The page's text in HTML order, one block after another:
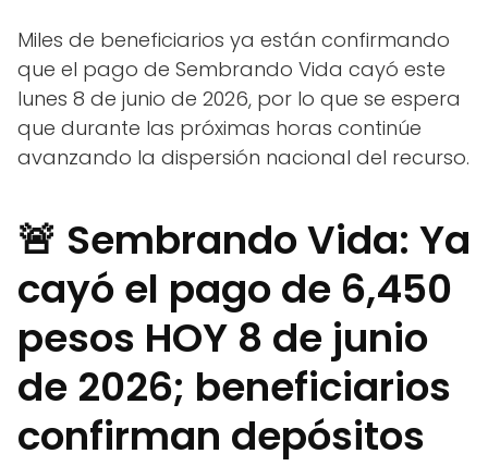
Miles de beneficiarios ya están confirmando
que el pago de Sembrando Vida cayó este
lunes 8 de junio de 2026, por lo que se espera
que durante las próximas horas continúe
avanzando la dispersión nacional del recurso.
🚨 Sembrando Vida: Ya
cayó el pago de 6,450
pesos HOY 8 de junio
de 2026; beneficiarios
confirman depósitos